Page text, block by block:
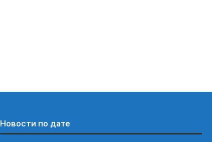
Новости по дате